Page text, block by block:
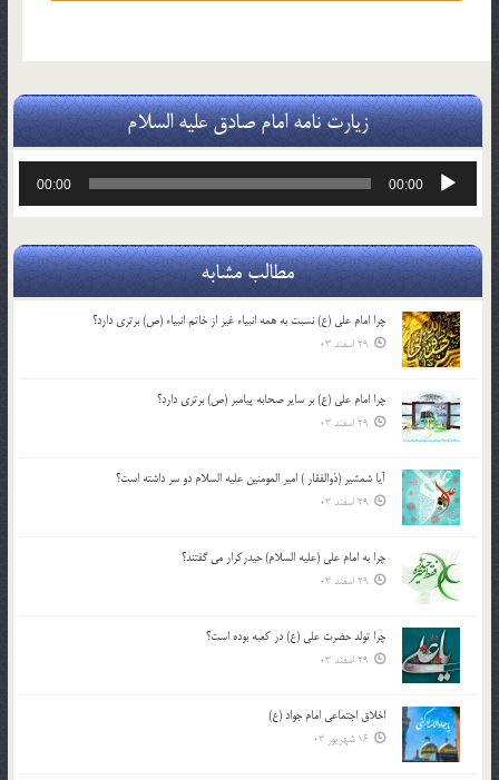
زیارت نامه امام صادق علیه السلام
پخش‌کننده
00:00
00:00
مطالب مشابه
چرا امام علی (ع) نسبت به همه انبیاء غیر از خاتم انبیاء (ص) برتری دارد؟
29 اسفند 03
چرا امام علی (ع) بر سایر صحابه پیامبر (ص) برتری دارد؟
29 اسفند 03
آیا شمشیر (ذوالفقار ) امیر المومنین علیه السلام دو سر داشته است؟
29 اسفند 03
چرا به امام علی (علیه السلام) حیدرکرار می گفتند؟
29 اسفند 03
چرا تولد حضرت علی (ع) در کعبه بوده است؟
29 اسفند 03
اخلاق اجتماعی امام جواد (ع)
16 شهریور 03